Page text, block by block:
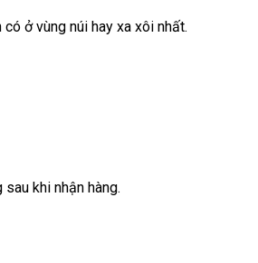
ở vùng núi hay xa xôi nhất.
khi nhận hàng.